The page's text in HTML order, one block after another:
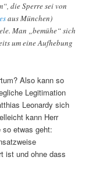
die Sperre sei von
aus München)
Man „bemühe“ sich
um eine Aufhebung
Also kann so
Legitimation
Leonardy sich
kann Herr
so etwas geht:
ist und ohne dass